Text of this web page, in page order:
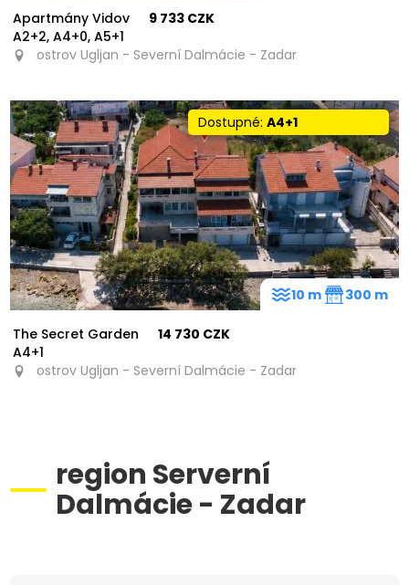
Apartmány Vidov
A2+2, A4+0, A5+1
9 733 CZK
ostrov Ugljan - Severní Dalmácie - Zadar
Dostupné:A4+1
The Secret Garden
A4+1
14 730 CZK
ostrov Ugljan - Severní Dalmácie - Zadar
10 m 300 m
region Serverní
Dalmácie - Zadar